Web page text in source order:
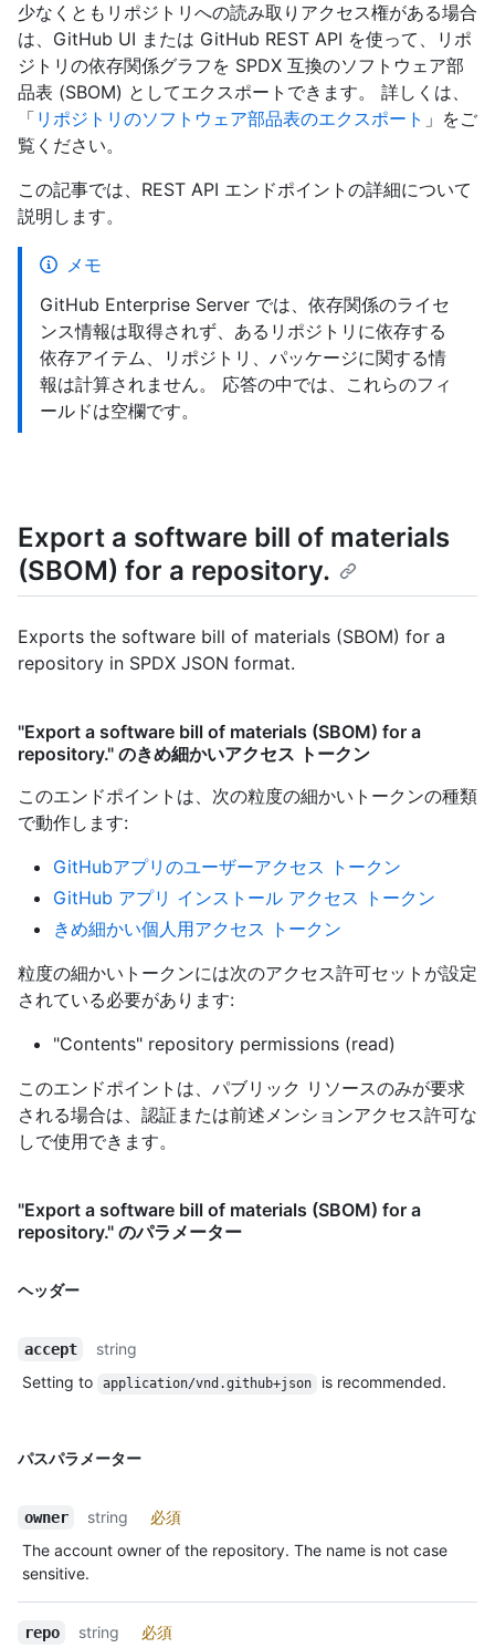
少なくともリポジトリへの読み取りアクセス権がある場合
は、GitHub UI または GitHub REST API を使って、リポ
ジトリの依存関係グラフを SPDX 互換のソフトウェア部
品表 (SBOM) としてエクスポートできます。 詳しくは、
「 リポジトリのソフトウェア部品表のエクスポート 」をご
覧ください。
この記事では、REST API エンドポイントの詳細について
説明します。
メモ
GitHub Enterprise Server では、依存関係のライセ
ンス情報は取得されず、あるリポジトリに依存する
依存アイテム、リポジトリ、パッケージに関する情
報は計算されません。 応答の中では、これらのフィ
ールドは空欄です。
Export a software bill of materials
(SBOM) for a repository.
Exports the software bill of materials (SBOM) for a
repository in SPDX JSON format.
"Export a software bill of materials (SBOM) for a
repository." のきめ細かいアクセス トークン
このエンドポイントは、次の粒度の細かいトークンの種類
で動作します:
GitHubアプリのユーザーアクセス トークン
GitHub アプリ インストール アクセス トークン
きめ細かい個人用アクセス トークン
粒度の細かいトークンには次のアクセス許可セットが設定
されている必要があります:
"Contents" repository permissions (read)
このエンドポイントは、パブリック リソースのみが要求
される場合は、認証または前述メンションアクセス許可な
しで使用できます。
"Export a software bill of materials (SBOM) for a
repository." のパラメーター
ヘッダー
accept
string
Setting to
application/vnd.github+json is recommended.
パスパラメーター
owner string
必須
The account owner of the repository. The name is not case
sensitive.
repo string 必須